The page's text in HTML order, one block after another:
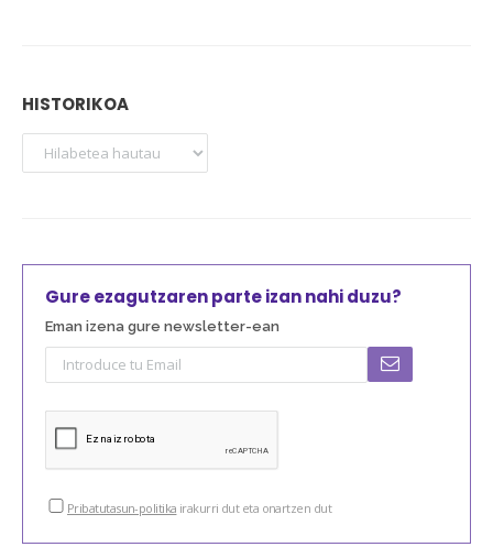
HISTORIKOA
Gure ezagutzaren parte izan nahi duzu?
Eman izena gure newsletter-ean
Pribatutasun-politika irakurri dut eta onartzen dut